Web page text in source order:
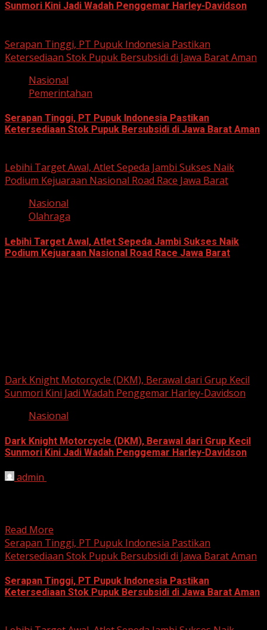
Sunmori Kini Jadi Wadah Penggemar Harley-Davidson
Serapan Tinggi, PT Pupuk Indonesia Pastikan
Ketersediaan Stok Pupuk Bersubsidi di Jawa Barat Aman
Nasional
Pemerintahan
Serapan Tinggi, PT Pupuk Indonesia Pastikan
Ketersediaan Stok Pupuk Bersubsidi di Jawa Barat Aman
Lebihi Target Awal, Atlet Sepeda Jambi Sukses Naik
Podium Kejuaraan Nasional Road Race Jawa Barat
Nasional
Olahraga
Lebihi Target Awal, Atlet Sepeda Jambi Sukses Naik
Podium Kejuaraan Nasional Road Race Jawa Barat
Dark Knight Motorcycle (DKM), Berawal dari Grup Kecil
Sunmori Kini Jadi Wadah Penggemar Harley-Davidson
Nasional
Dark Knight Motorcycle (DKM), Berawal dari Grup Kecil
Sunmori Kini Jadi Wadah Penggemar Harley-Davidson
admin
Read More
Serapan Tinggi, PT Pupuk Indonesia Pastikan
Ketersediaan Stok Pupuk Bersubsidi di Jawa Barat Aman
Serapan Tinggi, PT Pupuk Indonesia Pastikan
Ketersediaan Stok Pupuk Bersubsidi di Jawa Barat Aman